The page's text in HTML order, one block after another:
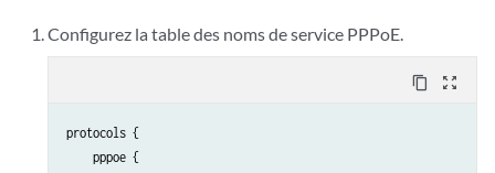
Configurez la table des noms de service PPPoE.
content_copy zoom_out_map
protocols {
    pppoe {